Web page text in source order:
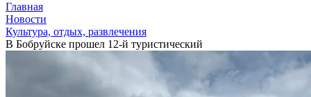
Главная
Новости
Культура, отдых, развлечения
В Бобруйске прошел 12-й туристический